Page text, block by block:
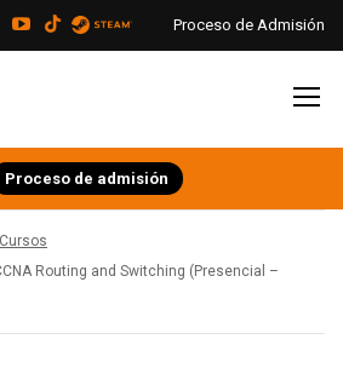
Proceso de admisión
Proceso de Admisión
Cursos
Routing and Switching (Presencial –